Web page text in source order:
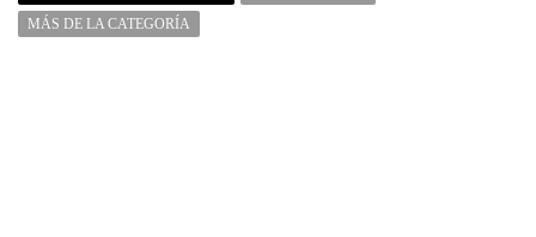
MÁS DE LA CATEGORÍA